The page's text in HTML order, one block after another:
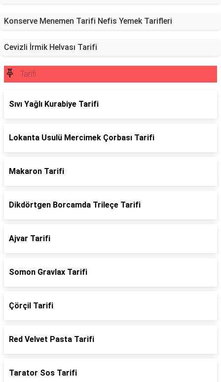
Konserve Menemen Tarifi Nefis Yemek Tarifleri
Cevizli İrmik Helvası Tarifi
Tarifi
Sıvı Yağlı Kurabiye Tarifi
Lokanta Usulü Mercimek Çorbası Tarifi
Makaron Tarifi
Dikdörtgen Borcamda Trileçe Tarifi
Ajvar Tarifi
Somon Gravlax Tarifi
Çörçil Tarifi
Red Velvet Pasta Tarifi
Tarator Sos Tarifi